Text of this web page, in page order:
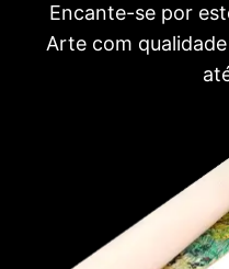
Encante-se por
Arte com